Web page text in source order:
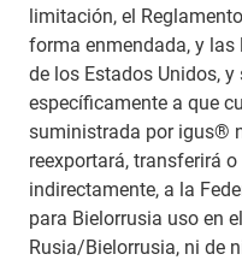
limitación, el
forma enmendada, y
de los Estados Unidos,
específicamente a que
suministrada por igus®
reexportará, transferirá
indirectamente, a la
para Bielorrusia uso en
Rusia/Bielorrusia, ni de